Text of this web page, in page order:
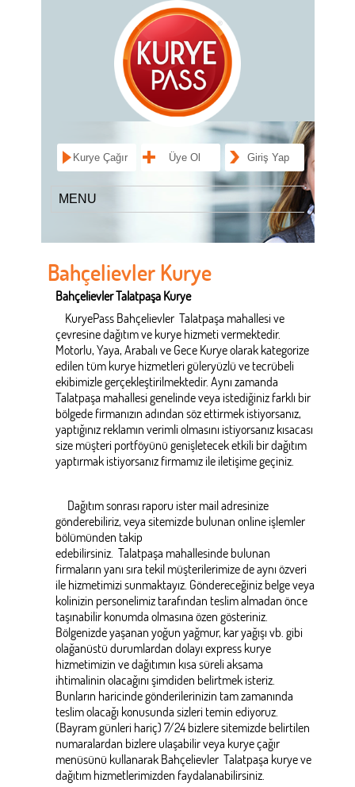
Kurye Çağır Üye Ol Giriş Yap
Bahçelievler Kurye
Bahçelievler Talatpaşa Kurye
KuryePass Bahçelievler Talatpaşa mahallesi ve
çevresine dağıtım ve kurye hizmeti vermektedir.
Motorlu, Yaya, Arabalı ve Gece Kurye olarak kategorize
edilen tüm kurye hizmetleri güleryüzlü ve tecrübeli
ekibimizle gerçekleştirilmektedir. Aynı zamanda
Talatpaşa mahallesi genelinde veya istediğiniz farklı bir
bölgede firmanızın adından söz ettirmek istiyorsanız,
yaptığınız reklamın verimli olmasını istiyorsanız kısacası
size müşteri portföyünü genişletecek etkili bir dağıtım
yaptırmak istiyorsanız firmamız ile iletişime geçiniz.
Dağıtım sonrası raporu ister mail adresinize
gönderebiliriz, veya sitemizde bulunan online işlemler
bölümünden takip
edebilirsiniz. Talatpaşa mahallesinde bulunan
firmaların yanı sıra tekil müşterilerimize de aynı özveri
ile hizmetimizi sunmaktayız. Göndereceğiniz belge veya
kolinizin personelimiz tarafından teslim almadan önce
taşınabilir konumda olmasına özen gösteriniz.
Bölgenizde yaşanan yoğun yağmur, kar yağışı vb. gibi
olağanüstü durumlardan dolayı express kurye
hizmetimizin ve dağıtımın kısa süreli aksama
ihtimalinin olacağını şimdiden belirtmek isteriz.
Bunların haricinde gönderilerinizin tam zamanında
teslim olacağı konusunda sizleri temin ediyoruz.
(Bayram günleri hariç) 7/24 bizlere sitemizde belirtilen
numaralardan bizlere ulaşabilir veya kurye çağır
menüsünü kullanarak Bahçelievler Talatpaşa kurye ve
dağıtım hizmetlerimizden faydalanabilirsiniz.